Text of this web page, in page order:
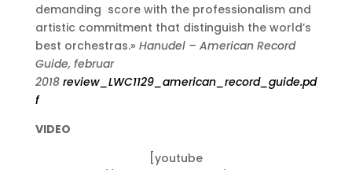
demanding score with the professionalism and
artistic commitment that distinguish the world’s
best orchestras.» Hanudel – American Record
Guide, februar
2018 review_LWC1129_american_record_guide.pd
f
VIDEO
[youtube